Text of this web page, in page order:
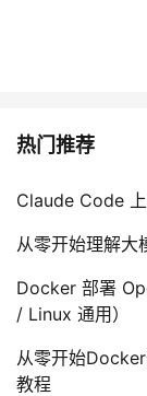
热门推荐
Claude Code
从零开始理解大
Docker 部署
/ Linux 通用）
从零开始
教程